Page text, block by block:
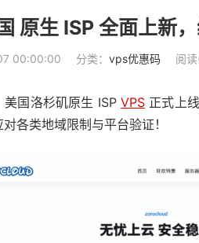
原生 ISP 全面上新
00:00:00 分类： vps优惠码 阅
美国洛杉矶原生 ISPVPS 正式上
各类地域限制与平台验证！